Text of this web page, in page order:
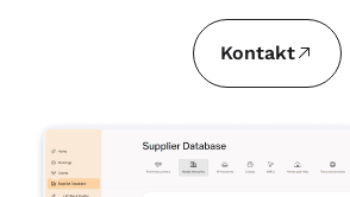
Kontakt